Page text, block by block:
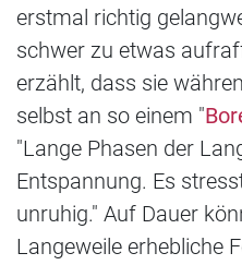
erstmal richtig
schwer zu etwas
erzählt, dass sie
selbst an so einem "
"Lange Phasen der
Entspannung. Es
unruhig." Auf Dauer
Langeweile erhebliche